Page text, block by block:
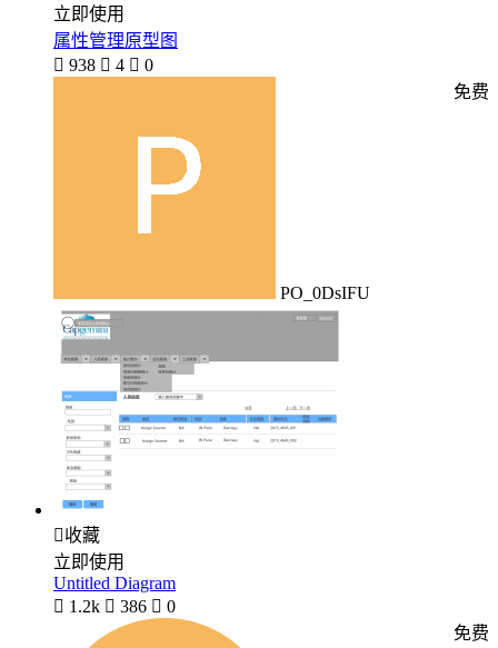
立即使用
属性管理原型图
 938  4  0
PO_0DsIFU
免费
收藏
立即使用
Untitled Diagram
 1.2k  386  0
免费